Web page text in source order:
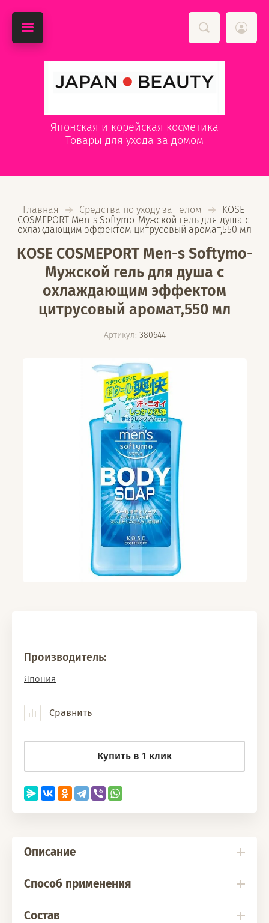
Японская и корейская косметика
Товары для ухода за домом
Главная Средства по уходу за телом
  KOSE
COSMEPORT Men-s Softymo-Мужской гель для душа с
охлаждающим эффектом цитрусовый аромат,550 мл
KOSE COSMEPORT Men-s Softymo-
Мужской гель для душа с
охлаждающим эффектом
цитрусовый аромат,550 мл
Артикул: 380644
Производитель:
Япония
Сравнить
Купить в 1 клик
Описание
Способ применения
Состав